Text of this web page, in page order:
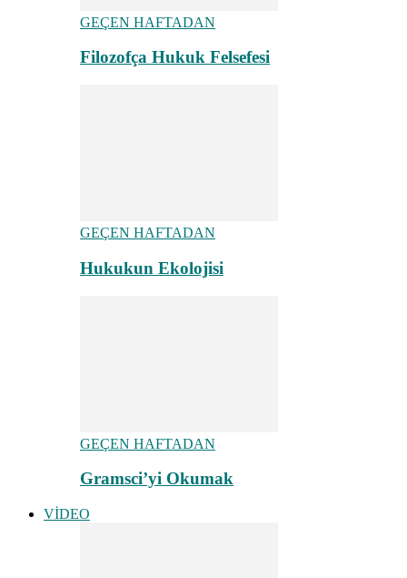
GEÇEN HAFTADAN
Filozofça Hukuk Felsefesi
GEÇEN HAFTADAN
Hukukun Ekolojisi
GEÇEN HAFTADAN
Gramsci’yi Okumak
VİDEO